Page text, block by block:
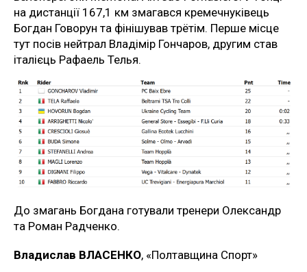
на дистанції 167,1 км змагався кремечнуківець
Богдан Говорун та фінішував трётім. Перше місце
тут посів нейтрал Владімір Гончаров, другим став
італієць Рафаель Телья.
До змагань Богдана готували тренери Олександр
та Роман Радченко.
Владислав ВЛАСЕНКО, «Полтавщина Спорт»